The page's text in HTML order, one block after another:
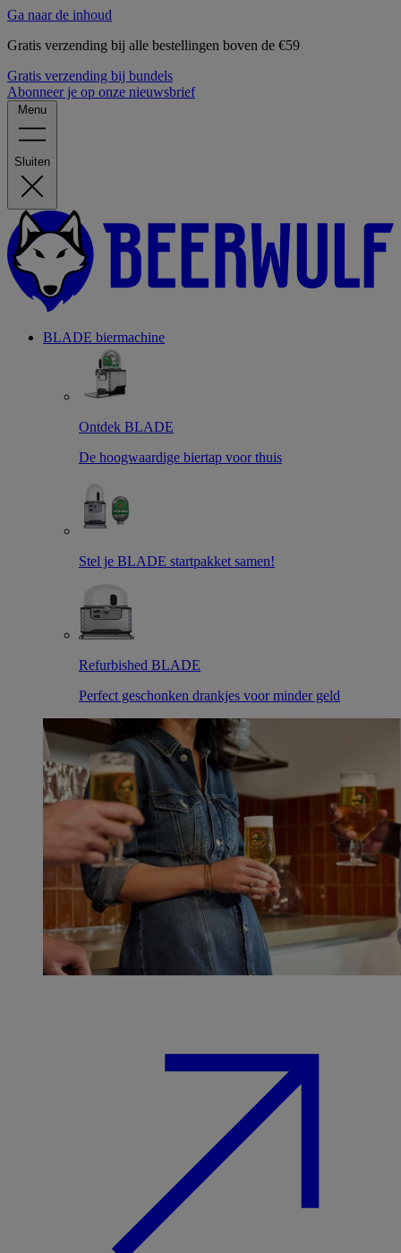
Ga naar de inhoud
Gratis verzending bij alle bestellingen boven de €59
Gratis verzending bij bundels
Abonneer je op onze nieuwsbrief
Menu
Sluiten
BLADE biermachine
Ontdek BLADE
De hoogwaardige biertap voor thuis
Stel je BLADE startpakket samen!
Refurbished BLADE
Perfect geschonken drankjes voor minder geld